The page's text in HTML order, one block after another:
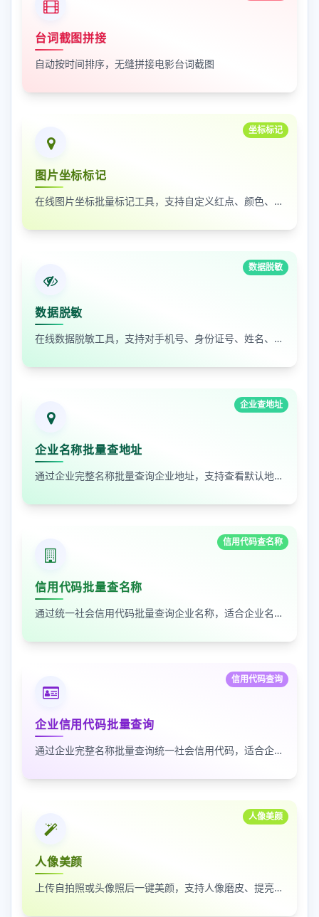
台词截图拼接
自动按时间排序，无缝拼接电影台词截图
坐标标记
图片坐标标记
在线图片坐标批量标记工具，支持自定义红点、颜色、大小及序号
数据脱敏
数据脱敏
在线数据脱敏工具，支持对手机号、身份证号、姓名、邮箱等敏感数据进行批量脱敏处理，保护隐私安全
企业查地址
企业名称批量查地址
通过企业完整名称批量查询企业地址，支持查看默认地址、年报地址和注册地址，适合企业资料整理和工商信息核对
信用代码查名称
信用代码批量查名称
通过统一社会信用代码批量查询企业名称，适合企业名单核验、客户资料整理和工商信息补全
信用代码查询
企业信用代码批量查询
通过企业完整名称批量查询统一社会信用代码，适合企业资料整理、名单核验和工商信息匹配
人像美颜
人像美颜
上传自拍照或头像照后一键美颜，支持人像磨皮、提亮和美颜强度调节，适合人物照片快速优化